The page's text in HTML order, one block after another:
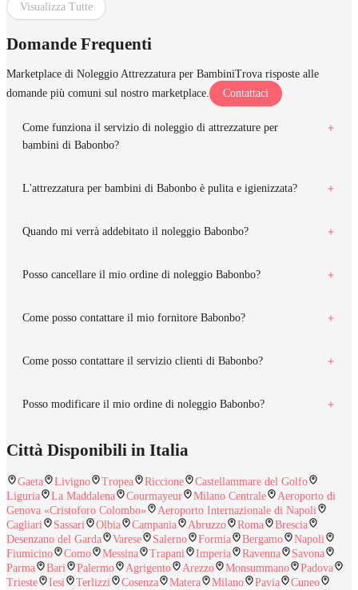
Visualizza Tutte
Domande Frequenti
Marketplace di Noleggio Attrezzatura per BambiniTrova risposte alle
domande più comuni sul nostro marketplace.
Contattaci
Come funziona il servizio di noleggio di attrezzature per
bambini di Babonbo?
L'attrezzatura per bambini di Babonbo è pulita e igienizzata?
Quando mi verrà addebitato il noleggio Babonbo?
Posso cancellare il mio ordine di noleggio Babonbo?
Come posso contattare il mio fornitore Babonbo?
Come posso contattare il servizio clienti di Babonbo?
Posso modificare il mio ordine di noleggio Babonbo?
Città Disponibili in Italia
Gaeta Livigno Tropea Riccione
Castellammare del Golfo
Liguria
La Maddalena Courmayeur Milano Centrale
Aeroporto di
Genova «Cristoforo Colombo»
Aeroporto Internazionale di Napoli
Cagliari
Sassari Olbia Campania Abruzzo Roma
Brescia
Desenzano del Garda
Varese Salerno Formia Bergamo
Napoli
Fiumicino
Como Messina Trapani Imperia Ravenna
Savona
Parma
Bari Palermo Agrigento Arezzo Monsummano
Padova
Trieste
Iesi Terlizzi Cosenza Matera Milano Pavia
Cuneo